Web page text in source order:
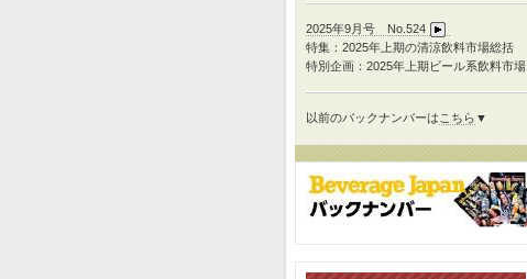
2025年9月号 No.524
特集： 2025年上期の清涼飲料市場総括
特別企画： 2025年上期ビール系飲料市場
以前のバックナンバーは こちら ▼